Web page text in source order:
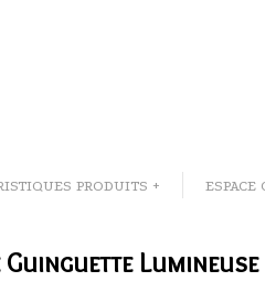
PRODUITS + ESPACE
Lumineuse